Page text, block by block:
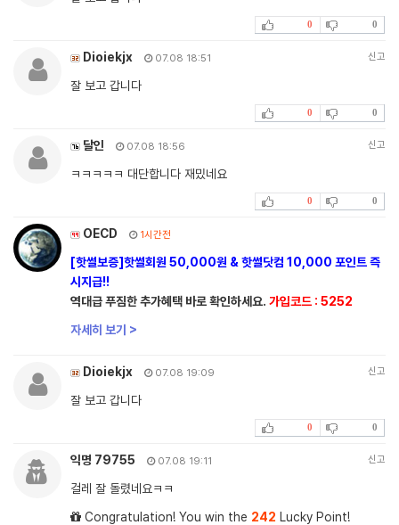
0 0
Dioiekjx 07.08 18:51 신고
잘 보고 갑니다
0 0
달인 07.08 18:56 신고
ㅋㅋㅋㅋㅋ 대단합니다 재밌네요
0 0
OECD 1시간전
[핫썰보증]핫썰회원 50,000원 & 핫썰닷컴 10,000 포인트 즉
시지급!!
역대급 푸짐한 추가혜택 바로 확인하세요. 가입코드 : 5252
자세히 보기 >
Dioiekjx 07.08 19:09 신고
잘 보고 갑니다
0 0
익명 79755 07.08 19:11 신고
걸레 잘 돌렸네요ㅋㅋ
Congratulation! You win the 242 Lucky Point!